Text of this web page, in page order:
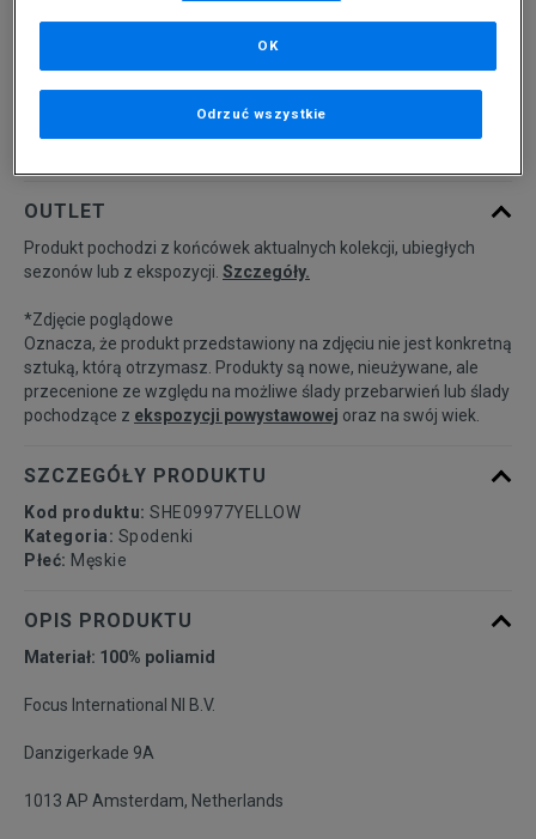
PRODUKT NIEDOSTĘPNY
Jeśli artykuł będzie ponownie dostępny, otrzymasz od nas
powiadomienie.
M
Powiadom o
XL
Powiadom o
dostępności
OUTLET
Produkt pochodzi z końcówek aktualnych kolekcji, ubiegłych
sezonów lub z ekspozycji. Szczegóły.
*Zdjęcie poglądowe
Oznacza, że produkt przedstawiony na zdjęciu nie jest konkretną
sztuką, którą otrzymasz. Produkty są nowe, nieużywane, ale
przecenione ze względu na możliwe ślady przebarwień lub ślady
pochodzące z ekspozycji powystawowej oraz na swój wiek.
SZCZEGÓŁY PRODUKTU
Kod produktu: SHE09977YELLOW
Kategoria: Spodenki
Płeć: Męskie
OPIS PRODUKTU
Materiał: 100% poliamid
Focus International Nl B.V.
Danzigerkade 9A
1013 AP Amsterdam, Netherlands
Odrzuć wszystkie
OK